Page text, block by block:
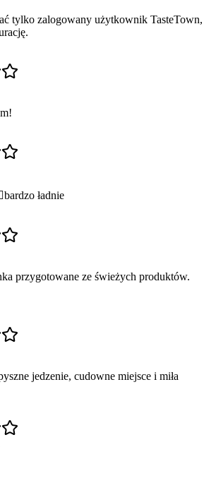
tylko zalogowany użytkownik TasteTown,
ładnie
przygotowane ze świeżych produktów.
jedzenie, cudowne miejsce i miła